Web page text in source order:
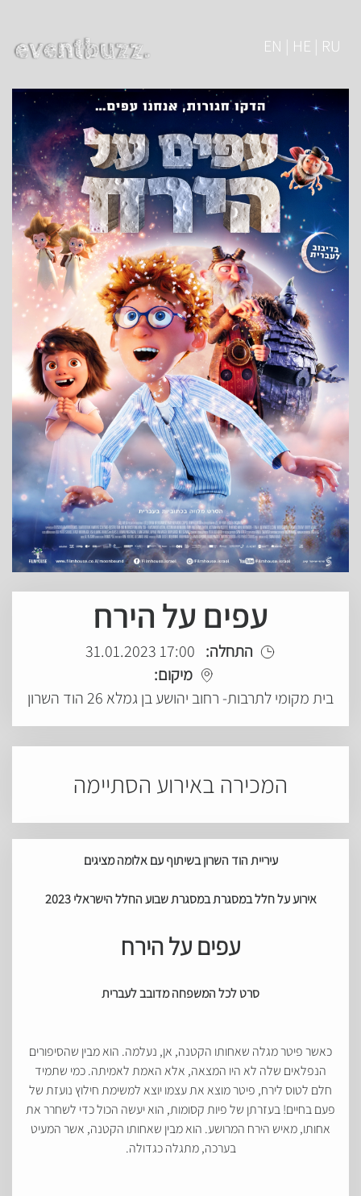
EN | HE | RU
עפים על הירח
התחלה: 17:00 31.01.2023
מיקום:
בית מקומי לתרבות- רחוב יהושע בן גמלא 26 הוד השרון
המכירה באירוע הסתיימה
עיריית הוד השרון בשיתוף עם אלומה מציגים
אירוע על חלל במסגרת במסגרת שבוע החלל הישראלי 2023
עפים על הירח
סרט לכל המשפחה מדובב לעברית
כאשר פיטר מגלה שאחותו הקטנה, אן, נעלמה. הוא מבין שהסיפורים
הנפלאים שלה לא היו המצאה, אלא האמת לאמיתה. כמי שתמיד
חלם לטוס לירח, פיטר מוצא את עצמו יוצא למשימת חילוץ נועזת של
פעם בחיים! בעזרתן של פיות קסומות, הוא יעשה הכול כדי לשחרר את
אחותו, מאיש הירח המרושע. הוא מבין שאחותו הקטנה, אשר המעיט
בערכה, מתגלה כגדולה.